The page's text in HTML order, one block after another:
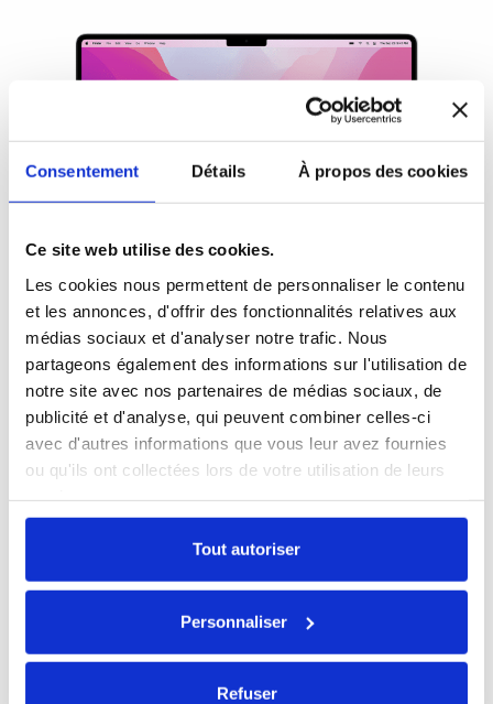
Consentement Détails À propos des cookies
Ce site web utilise des cookies.
Les cookies nous permettent de personnaliser le contenu
et les annonces, d'offrir des fonctionnalités relatives aux
médias sociaux et d'analyser notre trafic. Nous
partageons également des informations sur l'utilisation de
notre site avec nos partenaires de médias sociaux, de
publicité et d'analyse, qui peuvent combiner celles-ci
avec d'autres informations que vous leur avez fournies
ou qu'ils ont collectées lors de votre utilisation de leurs
Tout autoriser
Personnaliser
Refuser
Voir les produits similaires
ancien MacBook !
Estimer mon mac